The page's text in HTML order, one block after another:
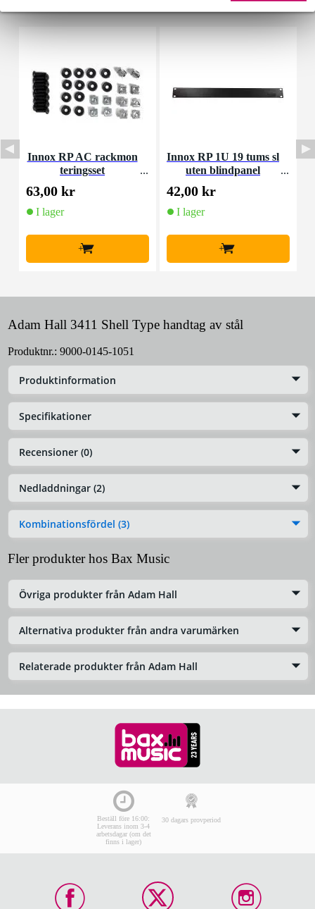
Innox RP AC rackmon
teringsset
63,00 kr
I lager
+
Innox RP 1U 19 tums sl
uten blindpanel
42,00 kr
I lager
+
Adam Hall 3411 Shell Type handtag av stål
Produktnr.: 9000-0145-1051
Produktinformation
Specifikationer
Recensioner (0)
Nedladdningar (2)
Kombinationsfördel (3)
Fler produkter hos Bax Music
Övriga produkter från Adam Hall
Alternativa produkter från andra varumärken
Relaterade produkter från Adam Hall
Beställ före 16:00:
Leverans inom 3-4
arbetsdagar (om det
finns i lager)
30 dagars provperiod